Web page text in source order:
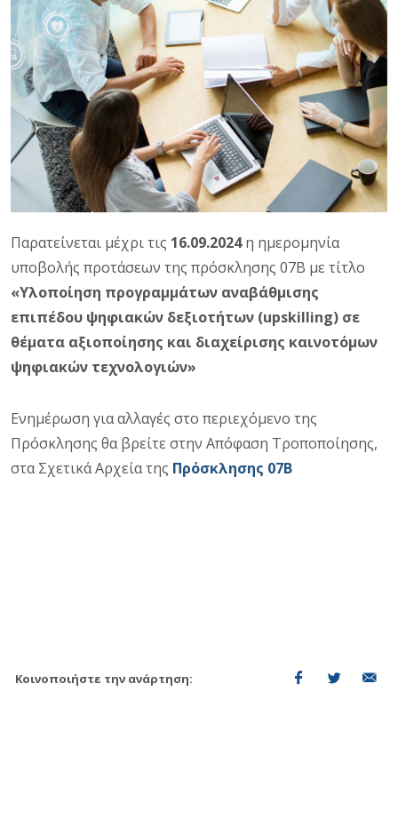
Παρατείνεται μέχρι τις 16.09.2024η ημερομηνία
υποβολής προτάσεων της πρόσκλησης 07Β με τίτλο
«Υλοποίηση προγραμμάτων αναβάθμισης
επιπέδου ψηφιακών δεξιοτήτων (upskilling) σε
θέματα αξιοποίησης και διαχείρισης καινοτόμων
ψηφιακών τεχνολογιών»
Ενημέρωση για αλλαγές στο περιεχόμενο της
Πρόσκλησης θα βρείτε στην Απόφαση Τροποποίησης,
στα Σχετικά Αρχεία της Πρόσκλησης 07Β
Κοινοποιήστε την ανάρτηση: